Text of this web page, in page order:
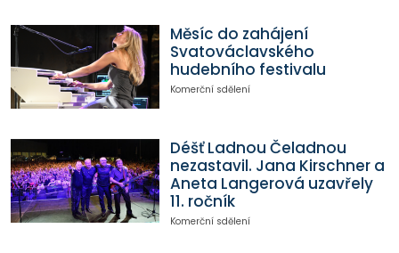
Měsíc do zahájení
Svatováclavského
hudebního festivalu
Komerční sdělení
Déšť Ladnou Čeladnou
nezastavil. Jana Kirschner a
Aneta Langerová uzavřely
11. ročník
Komerční sdělení